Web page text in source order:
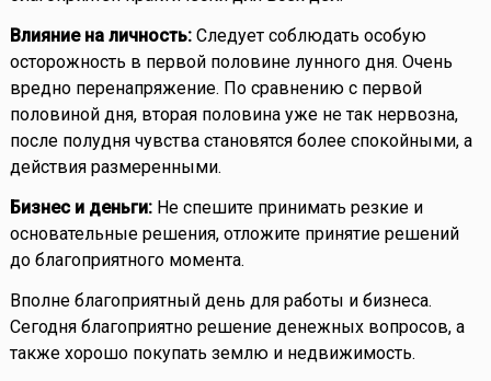
Влияние на личность:Следует соблюдать особую
осторожность в первой половине лунного дня. Очень
вредно перенапряжение. По сравнению с первой
половиной дня, вторая половина уже не так нервозна,
после полудня чувства становятся более спокойными, а
действия размеренными.
Бизнес и деньги:Не спешите принимать резкие и
основательные решения, отложите принятие решений
до благоприятного момента.
Вполне благоприятный день для работы и бизнеса.
Сегодня благоприятно решение денежных вопросов, а
также хорошо покупать землю и недвижимость.